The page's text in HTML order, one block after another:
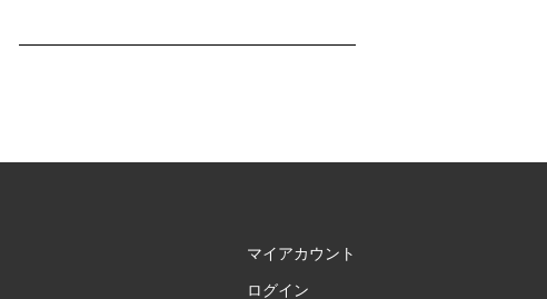
マイアカウント
ログイン